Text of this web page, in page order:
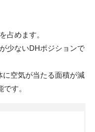
占めます。
少ないDHポジションで
空気が当たる面積が減
す。